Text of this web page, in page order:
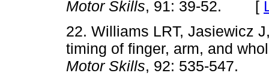
Motor Skills, 91: 39-52. [
22. Williams LRT, Jasiewicz
timing of finger, arm, and
Motor Skills, 92: 535-